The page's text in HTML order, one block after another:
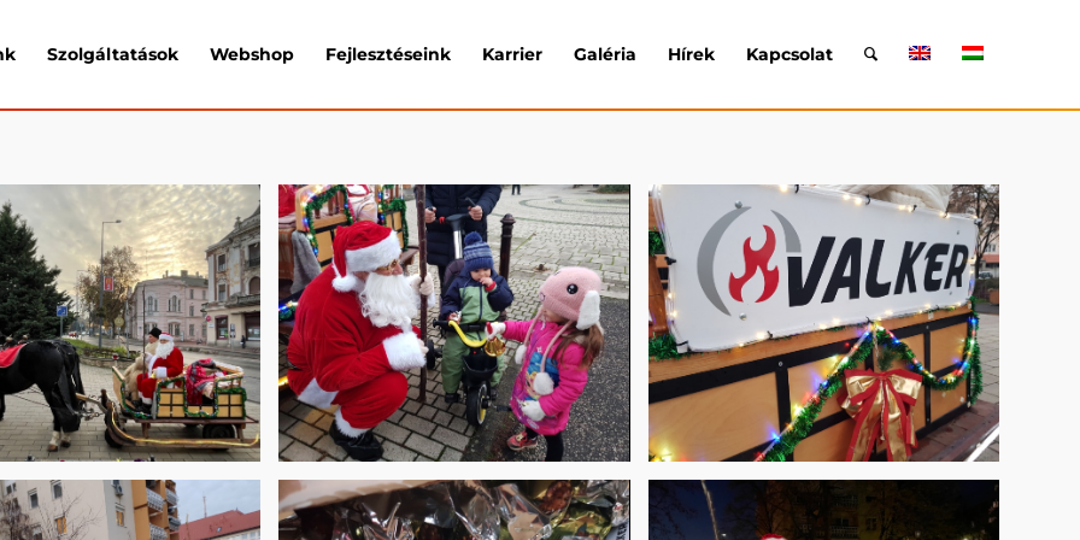
Szolgáltatások Webshop Fejlesztéseink Karrier Galéria Hírek Kapcsolat